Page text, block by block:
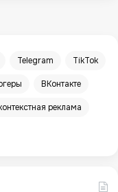
Telegram TikTok
ВКонтакте
реклама